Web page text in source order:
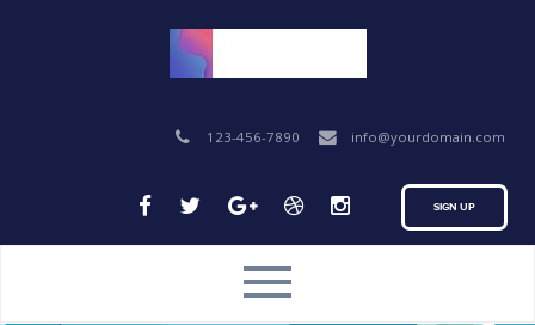
123-456-7890 info@yourdomain.com
SIGN UP